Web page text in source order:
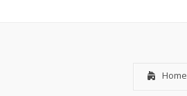
Home